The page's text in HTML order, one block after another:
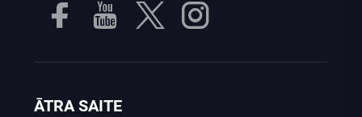
ĀTRA SAITE